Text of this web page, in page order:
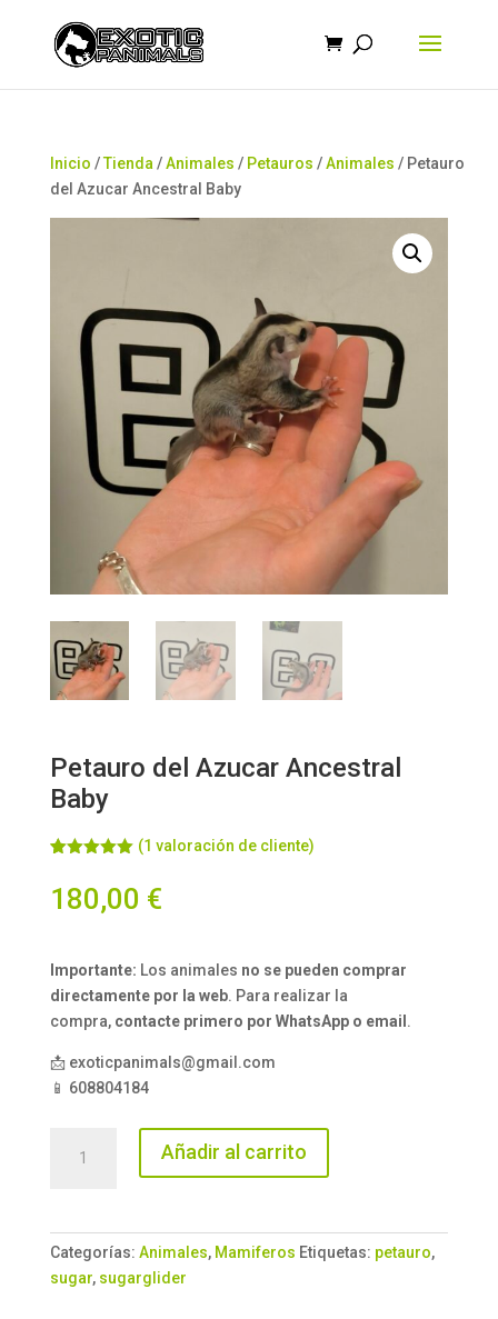
Inicio /Tienda /Animales / Petauros /Animales / Petauro
del Azucar Ancestral Baby
Petauro del Azucar Ancestral
Baby
con 5.00
de
5 en base
valoración
(1 valoración de cliente)
180,00 €
Importante: Los animales no se pueden comprar
directamente por la web. Para realizar la
compra, contacte primero por WhatsApp o email .
📩 exoticpanimals@gmail.com
📱 608804184
cantidad
Añadir al carrito
Categorías: Animales, Mamiferos Etiquetas: petauro,
sugar, sugarglider